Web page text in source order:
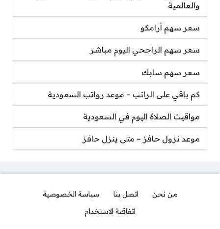
والعالمية
سعر سهم أرامكو
سعر سهم الراجحي اليوم مباشر
سعر سهم سابك
كم باقي على الراتب – موعد رواتب السعودية
مواقيت الصلاة اليوم في السعودية
موعد نزول حافز – متى ينزل حافز
من نحن اتصل بنا
سياسة الخصوصية
اتفاقية الاستخدام